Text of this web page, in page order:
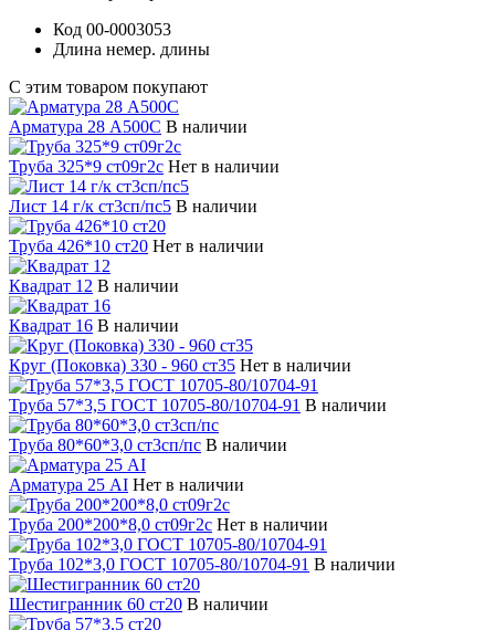
Код 00-0003053
Длина немер. длины
С этим товаром покупают
Арматура 28 А500С В наличии
Труба 325*9 ст09г2с Нет в наличии
Лист 14 г/к ст3сп/пс5 В наличии
Труба 426*10 ст20 Нет в наличии
Квадрат 12 В наличии
Квадрат 16 В наличии
Круг (Поковка) 330 - 960 ст35 Нет в наличии
Труба 57*3,5 ГОСТ 10705-80/10704-91 В наличии
Труба 80*60*3,0 ст3сп/пс В наличии
Арматура 25 АI Нет в наличии
Труба 200*200*8,0 ст09г2с Нет в наличии
Труба 102*3,0 ГОСТ 10705-80/10704-91 В наличии
Шестигранник 60 ст20 В наличии